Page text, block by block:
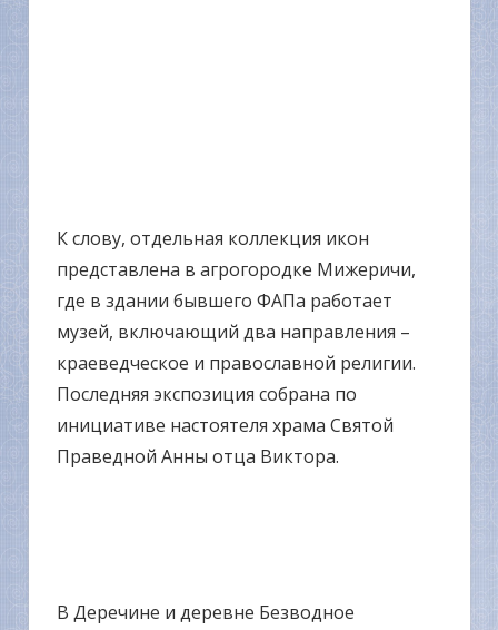
К слову, отдельная коллекция икон
представлена в агрогородке Мижеричи,
где в здании бывшего ФАПа работает
музей, включающий два направления –
краеведческое и православной религии.
Последняя экспозиция собрана по
инициативе настоятеля храма Святой
Праведной Анны отца Виктора.
В Деречине и деревне Безводное